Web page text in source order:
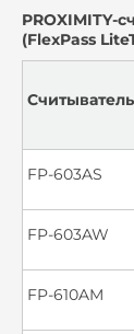
(FlexPass
Считыватель
FP-603AS
FP-603AW
FP-610AM